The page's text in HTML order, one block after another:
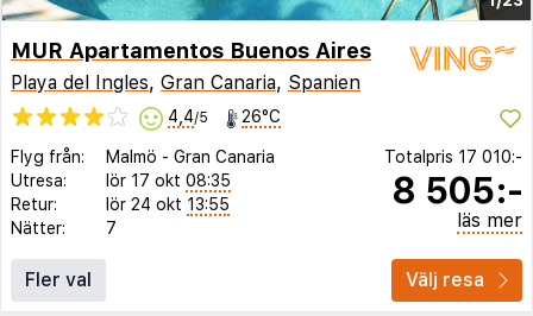
MUR Apartamentos Buenos Aires
Playa del Ingles, Gran Canaria, Spanien
4,4/5 26°C
Flyg från: Malmö - Gran Canaria
Utresa:
lör 17 okt 08:35
Retur:
lör 24 okt 13:55
Nätter:
7
Totalpris 17 010:-
8 505:-
läs mer
Fler val Välj resa